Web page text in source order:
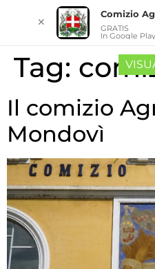
Tag:
Il comizio
Mondovì
✕
Comizio
GRATIS
In Google Play